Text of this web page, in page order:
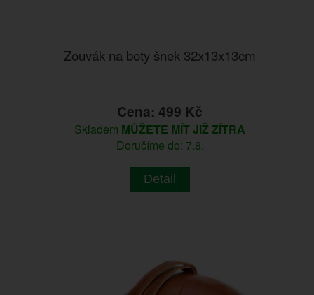
Zouvák na boty šnek 32x13x13cm
Cena: 499 Kč
Skladem MŮŽETE MÍT JIŽ ZÍTRA
Doručíme do: 7.8.
Detail